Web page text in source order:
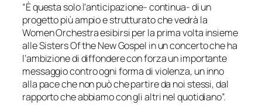
“È questa solo l’anticipazione- continua- di un
progetto più ampio e strutturato che vedrà la
Women Orchestra esibirsi per la prima volta insieme
alle Sisters Of the New Gospel in un concerto che ha
l’ambizione di diffondere con forza un importante
messaggio contro ogni forma di violenza, un inno
alla pace che non può che partire da noi stessi, dal
rapporto che abbiamo con gli altri nel quotidiano”.